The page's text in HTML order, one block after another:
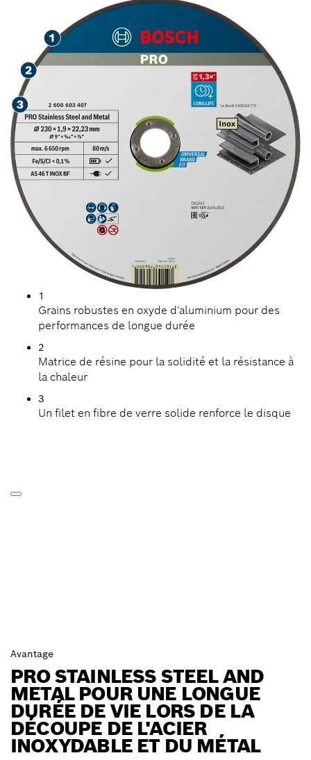
1
Grains robustes en oxyde d'aluminium pour des
performances de longue durée
2
Matrice de résine pour la solidité et la résistance à
la chaleur
3
Un filet en fibre de verre solide renforce le disque
Avantage
PRO STAINLESS STEEL AND
METAL POUR UNE LONGUE
DURÉE DE VIE LORS DE LA
DÉCOUPE DE L'ACIER
INOXYDABLE ET DU MÉTAL